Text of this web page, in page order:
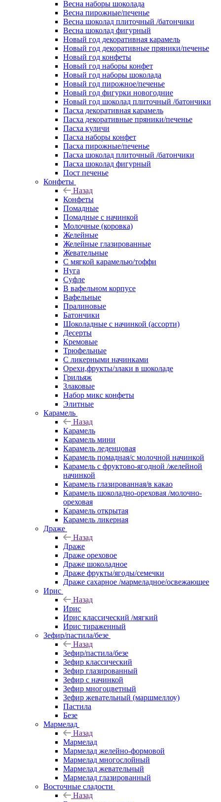
Весна наборы шоколада
Весна пирожные/печенье
Весна шоколад плиточный /батончики
Весна шоколад фигурный
Новый год декоративная карамель
Новый год декоративные пряники/печенье
Новый год конфеты
Новый год наборы конфет
Новый год наборы шоколада
Новый год пирожное/печенье
Новый год фигурки новогодние
Новый год шоколад плиточный /батончики
Пасха декоративная карамель
Пасха декоративные пряники/печенье
Пасха куличи
Пасха наборы конфет
Пасха пирожные/печенье
Пасха шоколад плиточный /батончики
Пасха шоколад фигурный
Пост печенье
Конфеты
Назад
Конфеты
Помадные
Помадные с начинкой
Молочные (коровка)
Желейные
Желейные глазированные
Жевательные
С мягкой карамелью/тоффи
Нуга
Суфле
В вафельном корпусе
Вафельные
Пралиновые
Батончики
Шоколадные с начинкой (ассорти)
Десерты
Кремовые
Трюфельные
С ликерными начинками
Орехи,фрукты/злаки в шоколаде
Грильяж
Злаковые
Набор микс конфеты
Элитные
Карамель
Назад
Карамель
Карамель мини
Карамель леденцовая
Карамель помадная/с молочной начинкой
Карамель с фруктово-ягодной /желейной
начинкой
Карамель глазированная/в какао
Карамель шоколадно-ореховая /молочно-
ореховая
Карамель открытая
Карамель ликерная
Драже
Назад
Драже
Драже ореховое
Драже шоколадное
Драже фрукты/ягоды/семечки
Драже сахарное /мармеладное/освежающее
Ирис
Назад
Ирис
Ирис классический /мягкий
Ирис тираженный
Зефир/пастила/безе
Назад
Зефир/пастила/безе
Зефир классический
Зефир глазированный
Зефир с начинкой
Зефир многоцветный
Зефир жевательный (маршмеллоу)
Пастила
Безе
Мармелад
Назад
Мармелад
Мармелад желейно-формовой
Мармелад многослойный
Мармелад жевательный
Мармелад глазированный
Восточные сладости
Назад